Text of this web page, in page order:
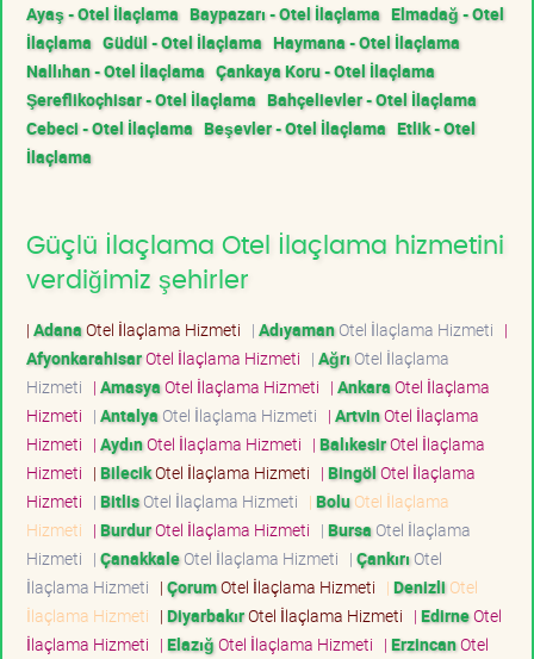
Ayaş - Otel İlaçlama Baypazarı - Otel İlaçlama Elmadağ - Otel
İlaçlama Güdül - Otel İlaçlama Haymana - Otel İlaçlama
Nallıhan - Otel İlaçlama Çankaya Koru - Otel İlaçlama
Şereflikoçhisar - Otel İlaçlama Bahçelievler - Otel İlaçlama
Cebeci - Otel İlaçlama Beşevler - Otel İlaçlama Etlik - Otel
İlaçlama
Güçlü İlaçlama Otel İlaçlama hizmetini
verdiğimiz şehirler
| AdanaOtel İlaçlama Hizmeti | AdıyamanOtel İlaçlama Hizmeti |
AfyonkarahisarOtel İlaçlama Hizmeti | Ağrı Otel İlaçlama
Hizmeti | AmasyaOtel İlaçlama Hizmeti | AnkaraOtel İlaçlama
Hizmeti | Antalya Otel İlaçlama Hizmeti | ArtvinOtel İlaçlama
Hizmeti | AydınOtel İlaçlama Hizmeti | BalıkesirOtel İlaçlama
Hizmeti | BilecikOtel İlaçlama Hizmeti | BingölOtel İlaçlama
Hizmeti | BitlisOtel İlaçlama Hizmeti | BoluOtel İlaçlama
Hizmeti | BurdurOtel İlaçlama Hizmeti | Bursa Otel İlaçlama
Hizmeti | ÇanakkaleOtel İlaçlama Hizmeti | Çankırı Otel
İlaçlama Hizmeti | ÇorumOtel İlaçlama Hizmeti | Denizli Otel
İlaçlama Hizmeti | DiyarbakırOtel İlaçlama Hizmeti | EdirneOtel
İlaçlama Hizmeti | ElazığOtel İlaçlama Hizmeti | ErzincanOtel